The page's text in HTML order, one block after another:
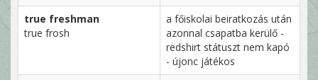
true freshman
true frosh
a főiskolai beiratkozás után
azonnal csapatba kerülő -
redshirt státuszt nem kapó
- újonc játékos